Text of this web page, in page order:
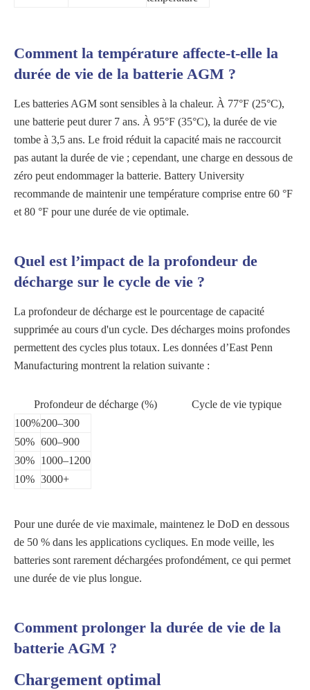
Comment la température affecte-t-elle la
durée de vie de la batterie AGM ?
Les batteries AGM sont sensibles à la chaleur. À 77°F (25°C),
une batterie peut durer 7 ans. À 95°F (35°C), la durée de vie
tombe à 3,5 ans. Le froid réduit la capacité mais ne raccourcit
pas autant la durée de vie ; cependant, une charge en dessous de
zéro peut endommager la batterie. Battery University
recommande de maintenir une température comprise entre 60 °F
et 80 °F pour une durée de vie optimale.
Quel est l’impact de la profondeur de
décharge sur le cycle de vie ?
La profondeur de décharge est le pourcentage de capacité
supprimée au cours d'un cycle. Des décharges moins profondes
permettent des cycles plus totaux. Les données d’East Penn
Manufacturing montrent la relation suivante :
Profondeur de décharge (%)
Cycle de vie typique
100%200–300
50% 600–900
30% 1000–1200
10% 3000+
Pour une durée de vie maximale, maintenez le DoD en dessous
de 50 % dans les applications cycliques. En mode veille, les
batteries sont rarement déchargées profondément, ce qui permet
une durée de vie plus longue.
Comment prolonger la durée de vie de la
batterie AGM ?
Chargement optimal